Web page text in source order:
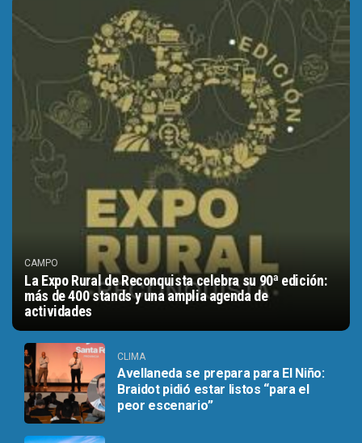
CAMPO
La Expo Rural de Reconquista celebra su 90ª edición:
más de 400 stands y una amplia agenda de
actividades
CLIMA
Avellaneda se prepara para El Niño:
Braidot pidió estar listos “para el
peor escenario”